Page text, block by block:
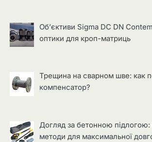
Об’єктиви Sigma DC DN
оптики для кроп-матриць
Трещина на сварном шве: как
компенсатор?
Догляд за бетонною підлогою:
методи для максимальної